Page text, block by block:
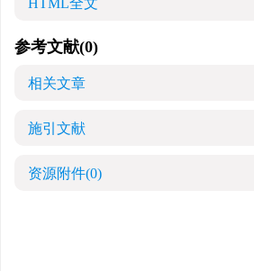
HTML全文
参考文献(0)
相关文章
施引文献
资源附件(0)